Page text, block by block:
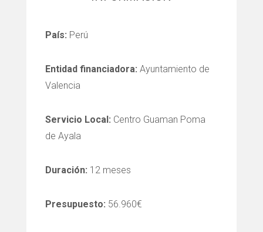
País: Perú
Entidad financiadora: Ayuntamiento de
Valencia
Servicio Local: Centro Guaman Poma
de Ayala
Duración: 12 meses
Presupuesto: 56.960€